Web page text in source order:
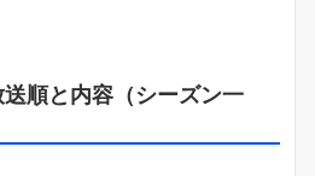
順と内容（シーズン一